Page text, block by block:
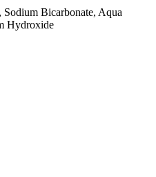
Bicarbonate, Aqua
Hydroxide